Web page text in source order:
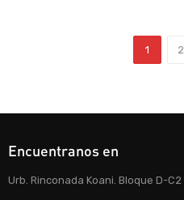
1 2
Encuentranos en
Urb. Rinconada Koani. Bloque D-C2